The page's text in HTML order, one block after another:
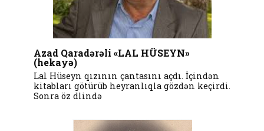
Azad Qaradərəli «LAL HÜSEYN»
(hekayə)
Lal Hüseyn qızının çantasını açdı. İçindən
kitabları götürüb heyranlıqla gözdən keçirdi.
Sonra öz dlində